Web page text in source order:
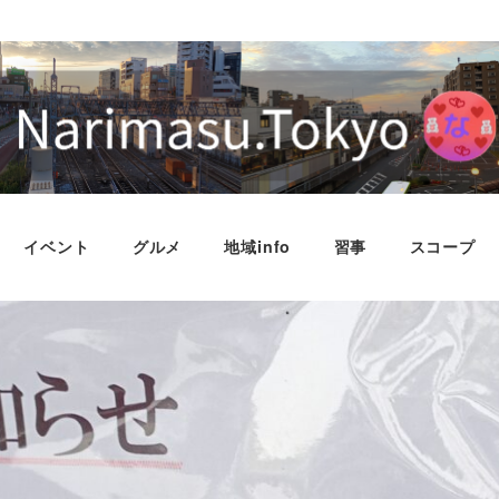
イベント グルメ 地域info 習事 スコープ